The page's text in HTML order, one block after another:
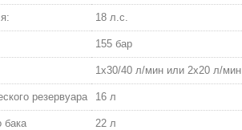
18 л.с.
155 бар
1x30/40 л/мин или 2х20 л/мин
резервуара 16 л
бака 22 л